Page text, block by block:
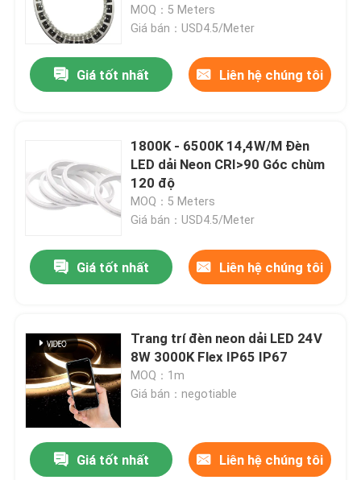
MOQ：5 Meters
Giá bán：USD4.5/Meter
Giá tốt nhất Liên hệ chúng tôi
1800K - 6500K 14,4W/M Đèn
LED dải Neon CRI>90 Góc chùm
120 độ
MOQ：5 Meters
Giá bán：USD4.5/Meter
Giá tốt nhất Liên hệ chúng tôi
Trang trí đèn neon dải LED 24V
8W 3000K Flex IP65 IP67
MOQ：1m
Giá bán：negotiable
Giá tốt nhất Liên hệ chúng tôi